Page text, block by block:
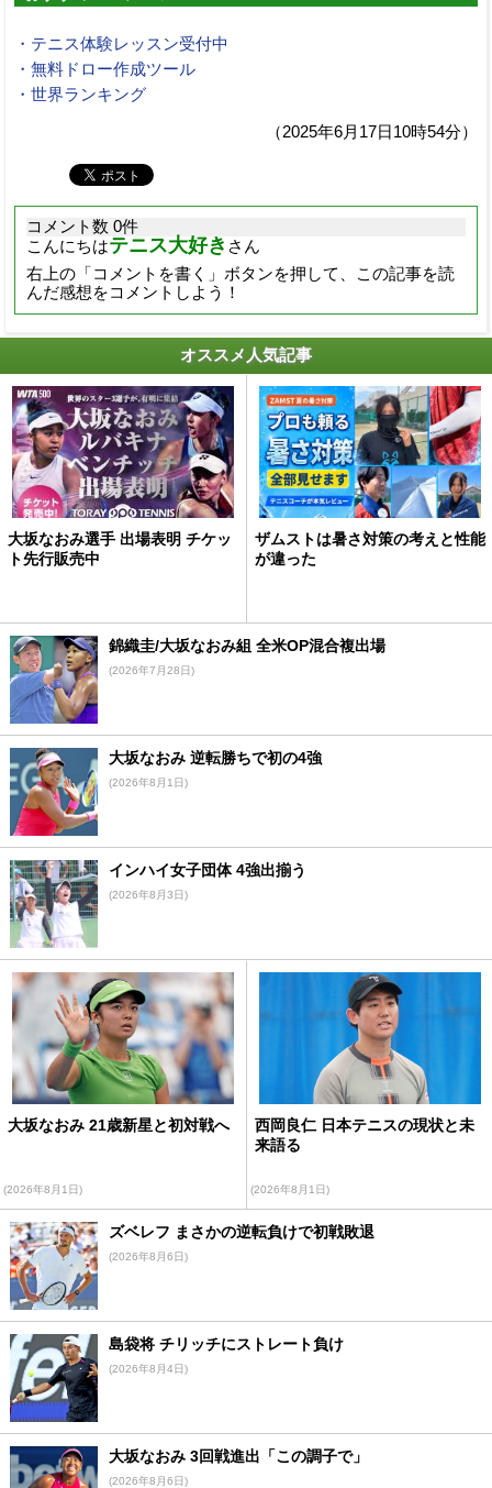
・テニス体験レッスン受付中
・無料ドロー作成ツール
・世界ランキング
（2025年6月17日10時54分）
コメント数 0件
こんにちはテニス大好き さん
右上の「コメントを書く」ボタンを押して、この記事を読
んだ感想をコメントしよう！
オススメ人気記事
大坂なおみ選手 出場表明 チケッ
ト先行販売中
ザムストは暑さ対策の考えと性能
が違った
錦織圭/大坂なおみ組 全米OP混合複出場
(2026年7月28日)
大坂なおみ 逆転勝ちで初の4強
(2026年8月1日)
インハイ女子団体 4強出揃う
(2026年8月3日)
大坂なおみ 21歳新星と初対戦へ
(2026年8月1日)
西岡良仁 日本テニスの現状と未
来語る
(2026年8月1日)
ズベレフ まさかの逆転負けで初戦敗退
(2026年8月6日)
島袋将 チリッチにストレート負け
(2026年8月4日)
大坂なおみ 3回戦進出「この調子で」
(2026年8月6日)